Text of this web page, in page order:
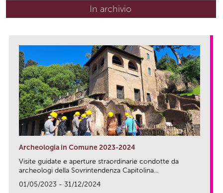
In archivio
Archeologia in Comune 2023-2024
Visite guidate e aperture straordinarie condotte da
archeologi della Sovrintendenza Capitolina...
01/05/2023 - 31/12/2024